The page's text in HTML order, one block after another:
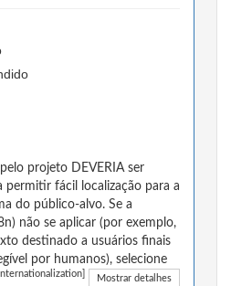
projeto DEVERIA ser
permitir fácil localização para a
do público-alvo. Se a
não se aplicar (por exemplo,
destinado a usuários finais
por humanos), selecione
Mostrar detalhes